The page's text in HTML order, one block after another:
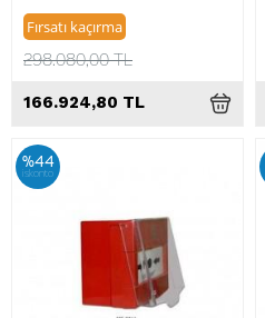
Fırsatı kaçırma
298.080,00 TL
166.924,80 TL
%44
iskonto